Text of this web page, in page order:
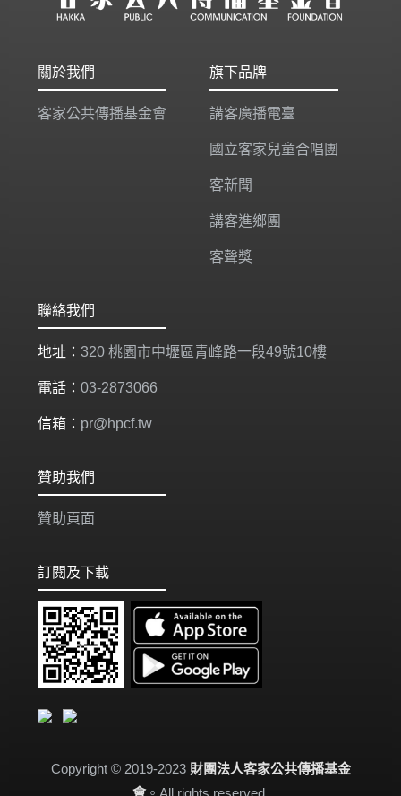
關於我們
客家公共傳播基金會
旗下品牌
講客廣播電臺
國立客家兒童合唱團
客新聞
講客進鄉團
客聲獎
聯絡我們
地址： 320 桃園市中壢區青峰路一段49號10樓
電話： 03-2873066
信箱： pr@hpcf.tw
贊助我們
贊助頁面
訂閱及下載
Copyright © 2019-2023 財團法人客家公共傳播基金
會。All rights reserved.